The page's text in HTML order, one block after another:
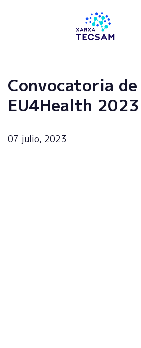
Convocatoria de
EU4Health 2023
07 julio, 2023